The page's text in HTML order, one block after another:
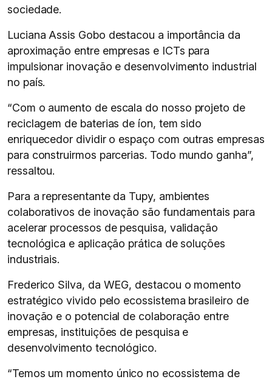
sociedade.
Luciana Assis Gobo destacou a importância da
aproximação entre empresas e ICTs para
impulsionar inovação e desenvolvimento industrial
no país.
“Com o aumento de escala do nosso projeto de
reciclagem de baterias de íon, tem sido
enriquecedor dividir o espaço com outras empresas
para construirmos parcerias. Todo mundo ganha”,
ressaltou.
Para a representante da Tupy, ambientes
colaborativos de inovação são fundamentais para
acelerar processos de pesquisa, validação
tecnológica e aplicação prática de soluções
industriais.
Frederico Silva, da WEG, destacou o momento
estratégico vivido pelo ecossistema brasileiro de
inovação e o potencial de colaboração entre
empresas, instituições de pesquisa e
desenvolvimento tecnológico.
“Temos um momento único no ecossistema de